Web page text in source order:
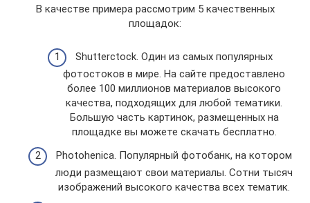
В качестве примера рассмотрим 5 качественных
площадок:
Shutterctock. Один из самых популярных
фотостоков в мире. На сайте предоставлено
более 100 миллионов материалов высокого
качества, подходящих для любой тематики.
Большую часть картинок, размещенных на
площадке вы можете скачать бесплатно.
Photohenica. Популярный фотобанк, на котором
люди размещают свои материалы. Сотни тысяч
изображений высокого качества всех тематик.